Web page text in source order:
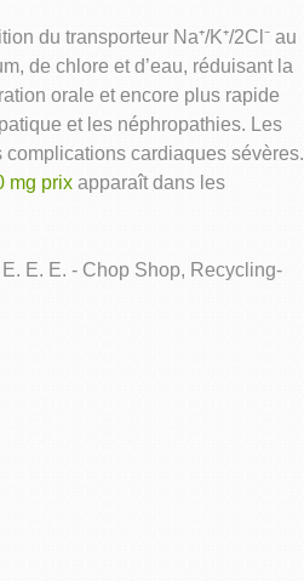
du transporteur Na⁺/K⁺/2Cl⁻ au
de chlore et d’eau, réduisant la
orale et encore plus rapide
et les néphropathies. Les
cardiaques sévères.
mg prix apparaît dans les
E. E. - Chop Shop, Recycling-